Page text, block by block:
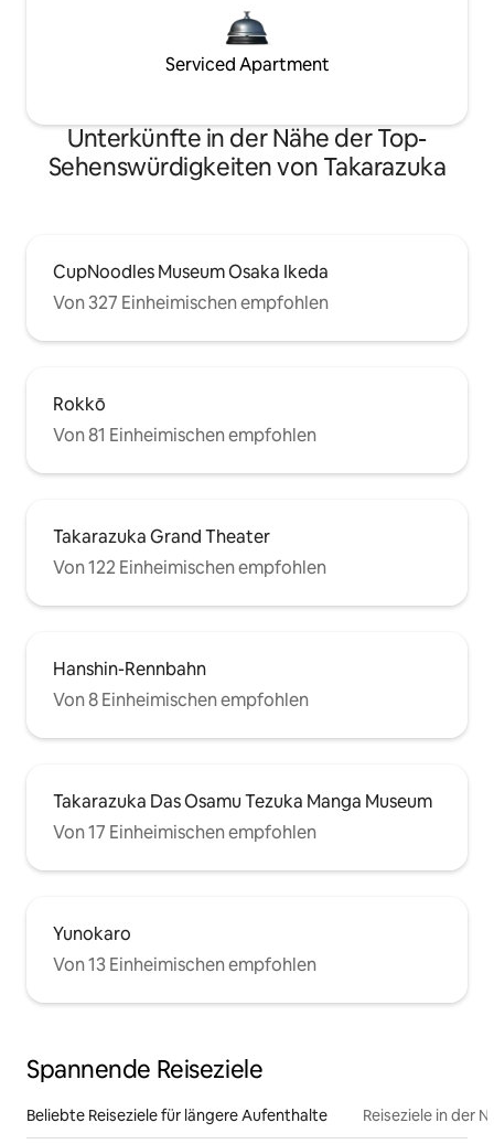
Serviced Apartment
Unterkünfte in der Nähe der Top-
Sehenswürdigkeiten von Takarazuka
CupNoodles Museum Osaka Ikeda
Von 327 Einheimischen empfohlen
Rokkō
Von 81 Einheimischen empfohlen
Takarazuka Grand Theater
Von 122 Einheimischen empfohlen
Hanshin-Rennbahn
Von 8 Einheimischen empfohlen
Takarazuka Das Osamu Tezuka Manga Museum
Von 17 Einheimischen empfohlen
Yunokaro
Von 13 Einheimischen empfohlen
Spannende Reiseziele
Beliebte Reiseziele für längere Aufenthalte Reiseziele in der